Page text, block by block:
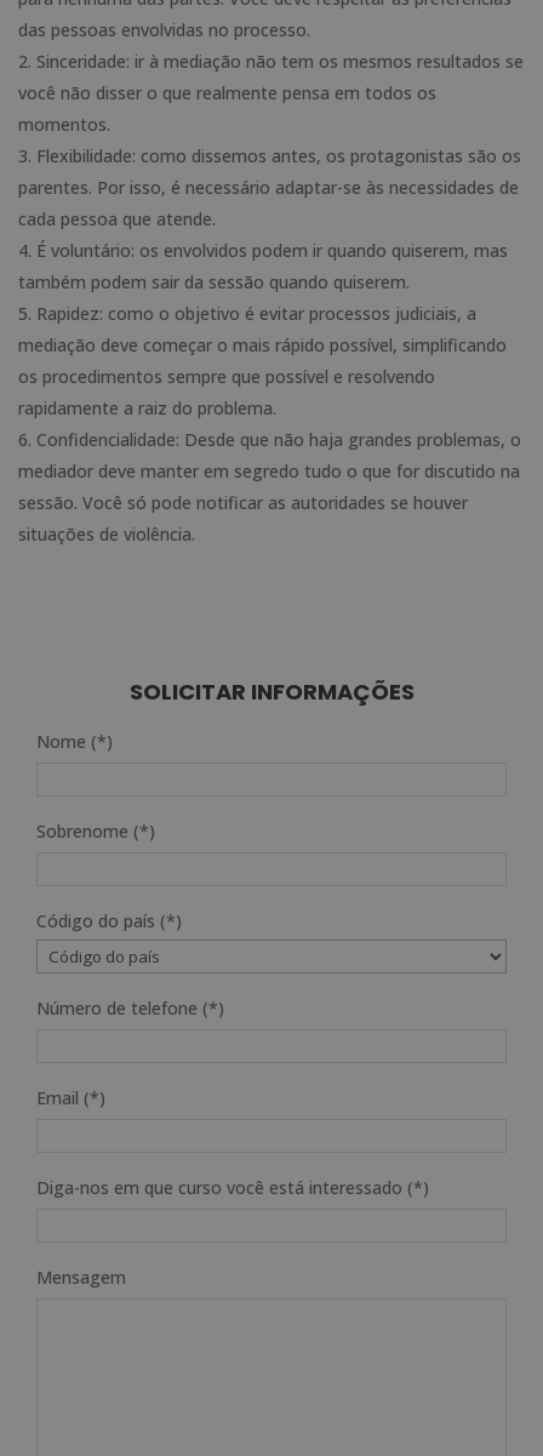
das pessoas envolvidas no processo.
Sinceridade: ir à mediação não tem os mesmos resultados se
você não disser o que realmente pensa em todos os
momentos.
Flexibilidade: como dissemos antes, os protagonistas são os
parentes. Por isso, é necessário adaptar-se às necessidades de
cada pessoa que atende.
É voluntário: os envolvidos podem ir quando quiserem, mas
também podem sair da sessão quando quiserem.
Rapidez: como o objetivo é evitar processos judiciais, a
mediação deve começar o mais rápido possível, simplificando
os procedimentos sempre que possível e resolvendo
rapidamente a raiz do problema.
Confidencialidade: Desde que não haja grandes problemas, o
mediador deve manter em segredo tudo o que for discutido na
sessão. Você só pode notificar as autoridades se houver
situações de violência.
SOLICITAR INFORMAÇÕES
Nome (*)
Sobrenome (*)
Código do país (*)
Número de telefone (*)
Email (*)
Diga-nos em que curso você está interessado (*)
Mensagem